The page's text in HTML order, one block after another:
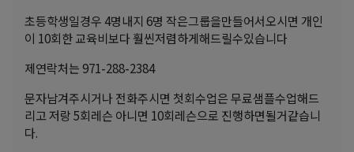
초등학생일경우 4명내지 6명 작은그룹을만들어서오시면 개인
이 10회한 교육비보다 훨씬저렴하게해드릴수있습니다
제연락처는 971-288-2384
문자남겨주시거나 전화주시면 첫회수업은 무료샘플수업해드
리고 저랑 5회레슨 아니면 10회레슨으로 진행하면될거같습니
다.